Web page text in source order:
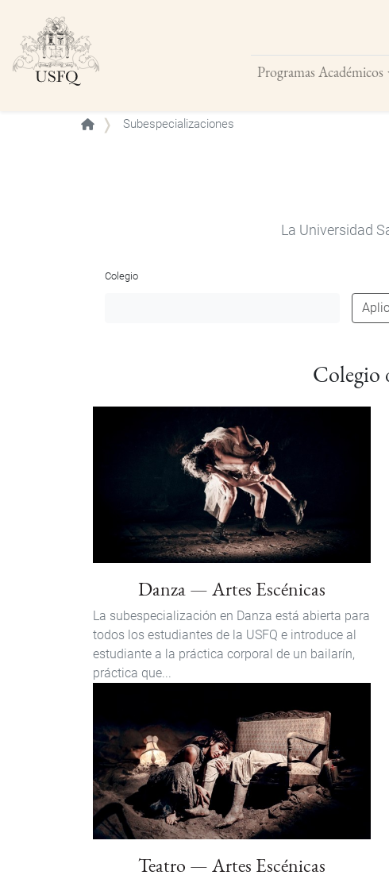
Programas Académicos
Buscar
Subespecializaciones
La Universidad
Colegio
Colegio
Danza — Artes Escénicas
La subespecialización en Danza está abierta para
todos los estudiantes de la USFQ e introduce al
estudiante a la práctica corporal de un bailarín,
práctica que...
Teatro — Artes Escénicas